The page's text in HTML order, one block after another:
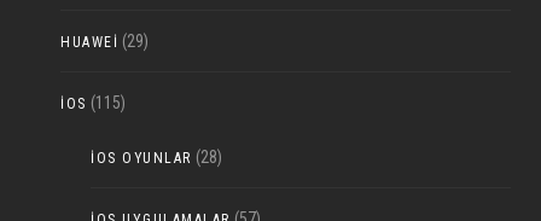
HUAWEI (29)
IOS (115)
IOS OYUNLAR (28)